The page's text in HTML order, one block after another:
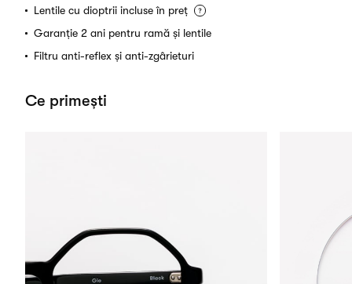
Lentile cu dioptrii incluse în preț
Garanție 2 ani pentru ramă și lentile
Filtru anti-reflex și anti-zgârieturi
Ce primești